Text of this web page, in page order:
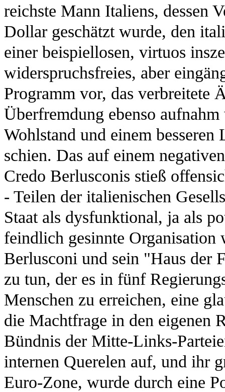
reichste Mann Italiens, dessen
Dollar geschätzt wurde, den
einer beispiellosen, virtuos
widerspruchsfreies, aber
Programm vor, das verbreitete
Überfremdung ebenso
Wohlstand und einem
schien. Das auf einem
Credo Berlusconis stieß
- Teilen der italienischen
Staat als dysfunktional, ja als
feindlich gesinnte Organisation
Berlusconi und sein "Haus der
zu tun, der es in fünf
Menschen zu erreichen, eine
die Machtfrage in den eigenen
Bündnis der Mitte-Links-
internen Querelen auf, und ihr
Euro-Zone, wurde durch eine